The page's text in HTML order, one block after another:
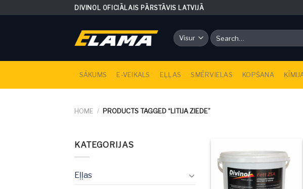
to
DIVINOL OFICIĀLAIS PĀRSTĀVIS LATVIJĀ
Search
for:
SĀKUMS E-VEIKALS EĻĻAS SMĒRVIELAS KOPŠANA
HOME / PRODUCTS TAGGED “LITIJA ZIEDE”
KATEGORIJAS
Eļļas